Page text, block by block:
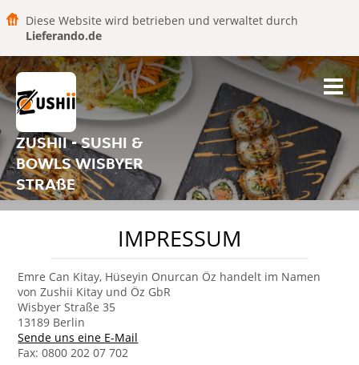
Diese Website wird betrieben und verwaltet durch
Lieferando.de
ZUSHII - SUSHI &
BOWLS WISBYER
STRAßE
IMPRESSUM
Emre Can Kitay, Hüseyin Onurcan Öz handelt im Namen
von Zushii Kitay und Öz GbR
Wisbyer Straße 35
13189 Berlin
Sende uns eine E-Mail
Fax: 0800 202 07 702